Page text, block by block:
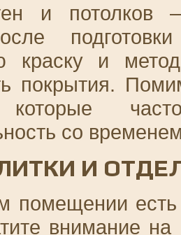
и потолков
краску и
покрытия.
которые
со
И
помещении
внимание